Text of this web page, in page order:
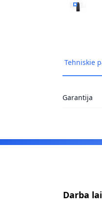
RELEJS,
Tehniskie
Garantija
Darba